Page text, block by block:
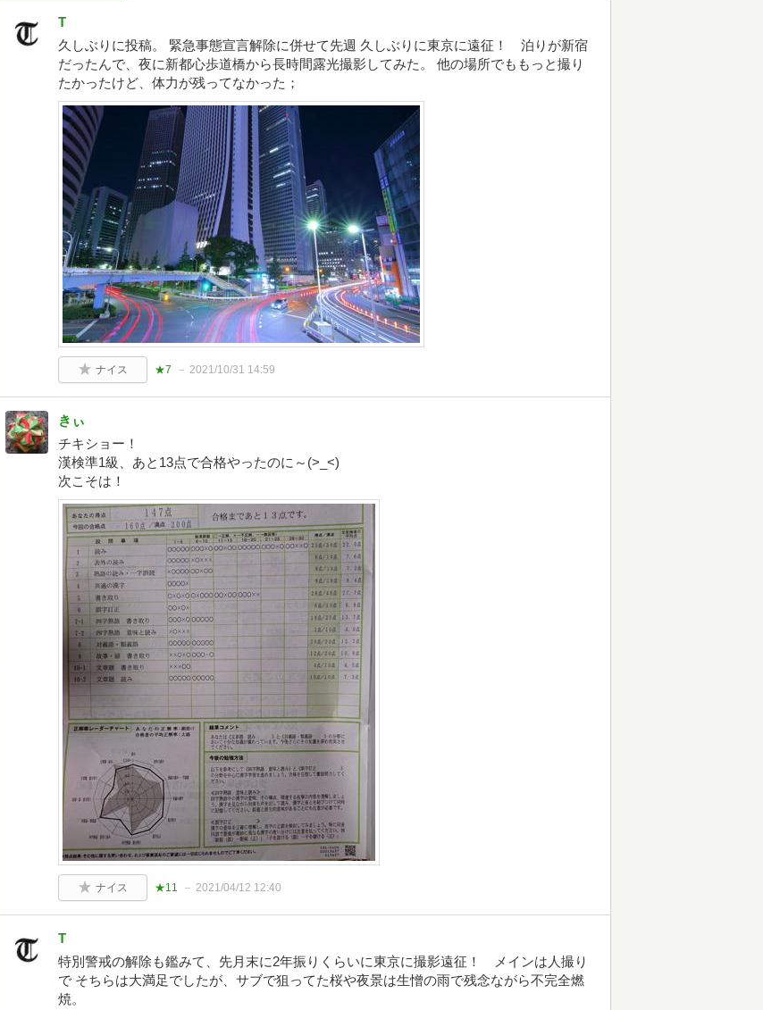
T
久しぶりに投稿。 緊急事態宣言解除に併せて先週 久しぶりに東京に遠征！ 泊りが新宿
だったんで、夜に新都心歩道橋から長時間露光撮影してみた。 他の場所でももっと撮り
たかったけど、体力が残ってなかった；
ナイス ★7 2021/10/31 14:59
きぃ
チキショー！
漢検準1級、あと13点で合格やったのに～(>_<)
次こそは！
ナイス ★11 2021/04/12 12:40
T
特別警戒の解除も鑑みて、先月末に2年振りくらいに東京に撮影遠征！ メインは人撮り
で そちらは大満足でしたが、サブで狙ってた桜や夜景は生憎の雨で残念ながら不完全燃
焼。